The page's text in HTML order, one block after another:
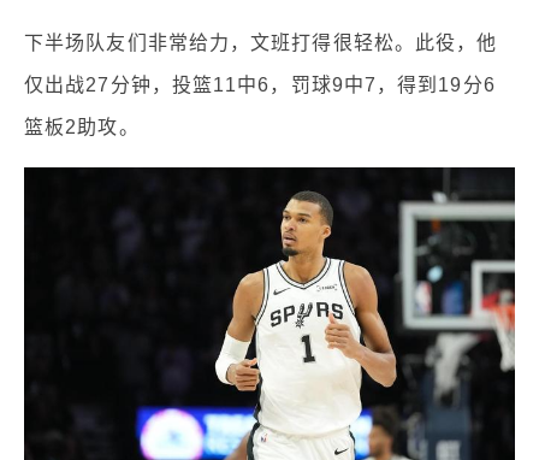
下半场队友们非常给力，文班打得很轻松。此役，他
仅出战27分钟，投篮11中6，罚球9中7，得到19分6
篮板2助攻。